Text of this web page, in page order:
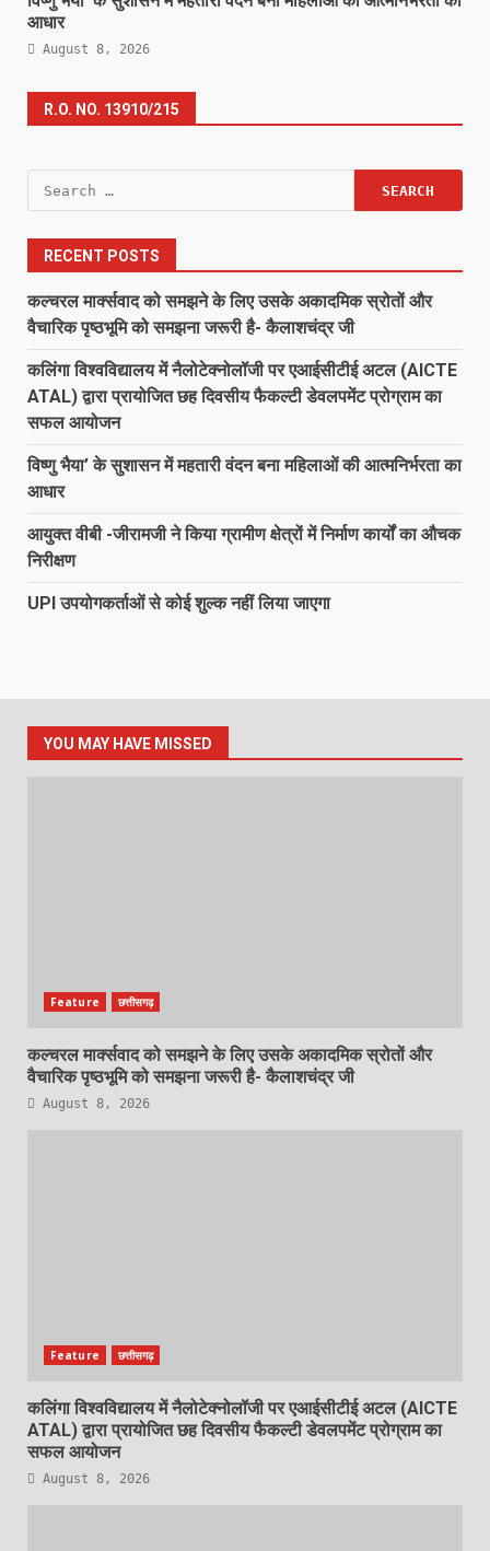
आधार
August 8, 2026
R.O. NO. 13910/215
Search
for:
RECENT POSTS
कल्चरल मार्क्सवाद को समझने के लिए उसके अकादमिक स्रोतों और
वैचारिक पृष्ठभूमि को समझना जरूरी है- कैलाशचंद्र जी
कलिंगा विश्वविद्यालय में नैलोटेक्नोलॉजी पर एआईसीटीई अटल (AICTE
ATAL) द्वारा प्रायोजित छह दिवसीय फैकल्टी डेवलपमेंट प्रोग्राम का
सफल आयोजन
विष्णु भैया’ के सुशासन में महतारी वंदन बना महिलाओं की आत्मनिर्भरता का
आधार
आयुक्त वीबी -जीरामजी ने किया ग्रामीण क्षेत्रों में निर्माण कार्यों का औचक
निरीक्षण
UPI उपयोगकर्ताओं से कोई शुल्क नहीं लिया जाएगा
YOU MAY HAVE MISSED
Feature छत्तीसगढ़
कल्चरल मार्क्सवाद को समझने के लिए उसके अकादमिक स्रोतों और
वैचारिक पृष्ठभूमि को समझना जरूरी है- कैलाशचंद्र जी
August 8, 2026
Feature छत्तीसगढ़
कलिंगा विश्वविद्यालय में नैलोटेक्नोलॉजी पर एआईसीटीई अटल (AICTE
ATAL) द्वारा प्रायोजित छह दिवसीय फैकल्टी डेवलपमेंट प्रोग्राम का
सफल आयोजन
August 8, 2026